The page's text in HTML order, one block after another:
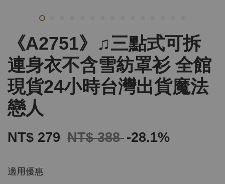
《A2751》♫三點式可拆
連身衣不含雪紡罩衫 全館
現貨24小時台灣出貨魔法
戀人
NT$ 279 NT$ 388 -28.1%
適用優惠